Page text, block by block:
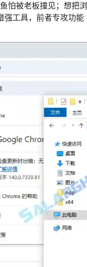
怕被老板撞见；想
工具，前者专攻功能